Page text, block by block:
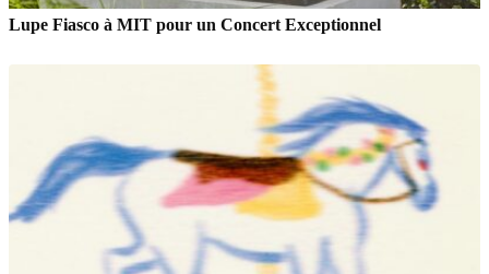
Lupe Fiasco à MIT pour un Concert Exceptionnel